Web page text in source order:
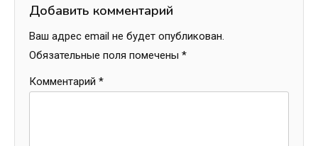
Добавить комментарий
Ваш адрес email не будет опубликован.
Обязательные поля помечены *
Комментарий *